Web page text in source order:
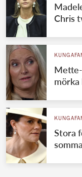
Chris
mörka
Stora